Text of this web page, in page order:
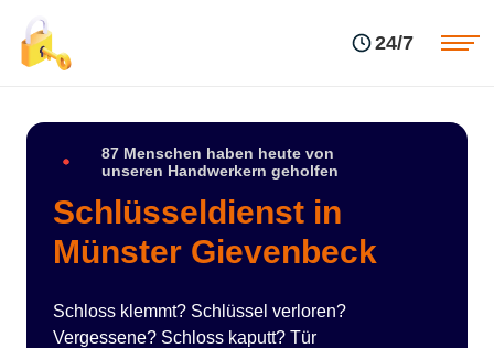
24/7
87 Menschen haben heute von
unseren Handwerkern geholfen
Schlüsseldienst in
Münster Gievenbeck
Schloss klemmt? Schlüssel verloren?
Vergessene? Schloss kaputt? Tür